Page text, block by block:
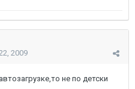
2009
не по детски